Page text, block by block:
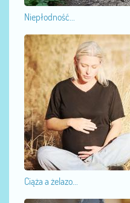
Niepłodność...
Ciąża a żelazo...